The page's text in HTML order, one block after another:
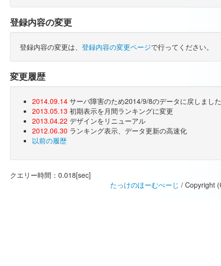
登録内容の変更
登録内容の変更は、 登録内容の変更ページで行ってください。
変更履歴
2014.09.14 サーバ障害のため2014/9/8のデータに戻しまし
2013.05.13 初期表示を月間ランキングに変更
2013.04.22 デザインをリニューアル
2012.06.30 ランキング表示、データ更新の高速化
以前の履歴
クエリー時間：0.018[sec]
たっけのほーむぺーじ / Copyright